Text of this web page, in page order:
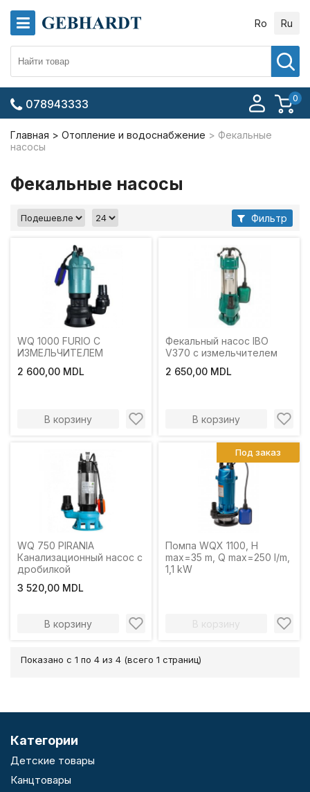
Ro Ru
0
078943333
Главная Отопление и водоснабжение
Фекальные
насосы
Фекальные насосы
Фильтр
WQ 1000 FURIO С
ИЗМЕЛЬЧИТЕЛЕМ
2 600,00 MDL
В корзину
Фекальный насос IBO
V370 с измельчителем
2 650,00 MDL
В корзину
WQ 750 PIRANIA
Канализационный насос с
дробилкой
3 520,00 MDL
В корзину
Помпа WQX 1100, H
max=35 m, Q max=250 l/m,
1,1 kW
В корзину
Под заказ
Показано с 1 по 4 из 4 (всего 1 страниц)
Категории
Детские товары
Канцтовары